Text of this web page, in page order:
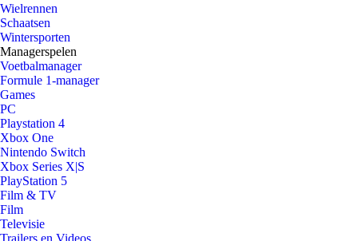
Wielrennen
Schaatsen
Wintersporten
Managerspelen
Voetbalmanager
Formule 1-manager
Games
PC
Playstation 4
Xbox One
Nintendo Switch
Xbox Series X|S
PlayStation 5
Film & TV
Film
Televisie
Trailers en Videos